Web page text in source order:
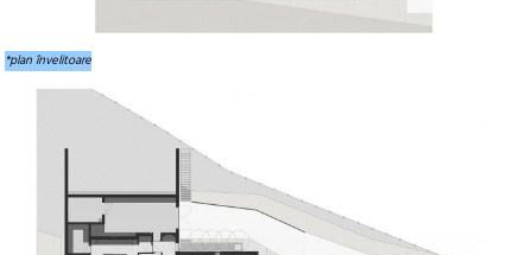
*plan învelitoare